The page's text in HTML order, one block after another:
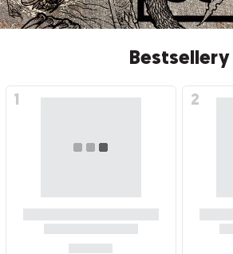
Bestsellery